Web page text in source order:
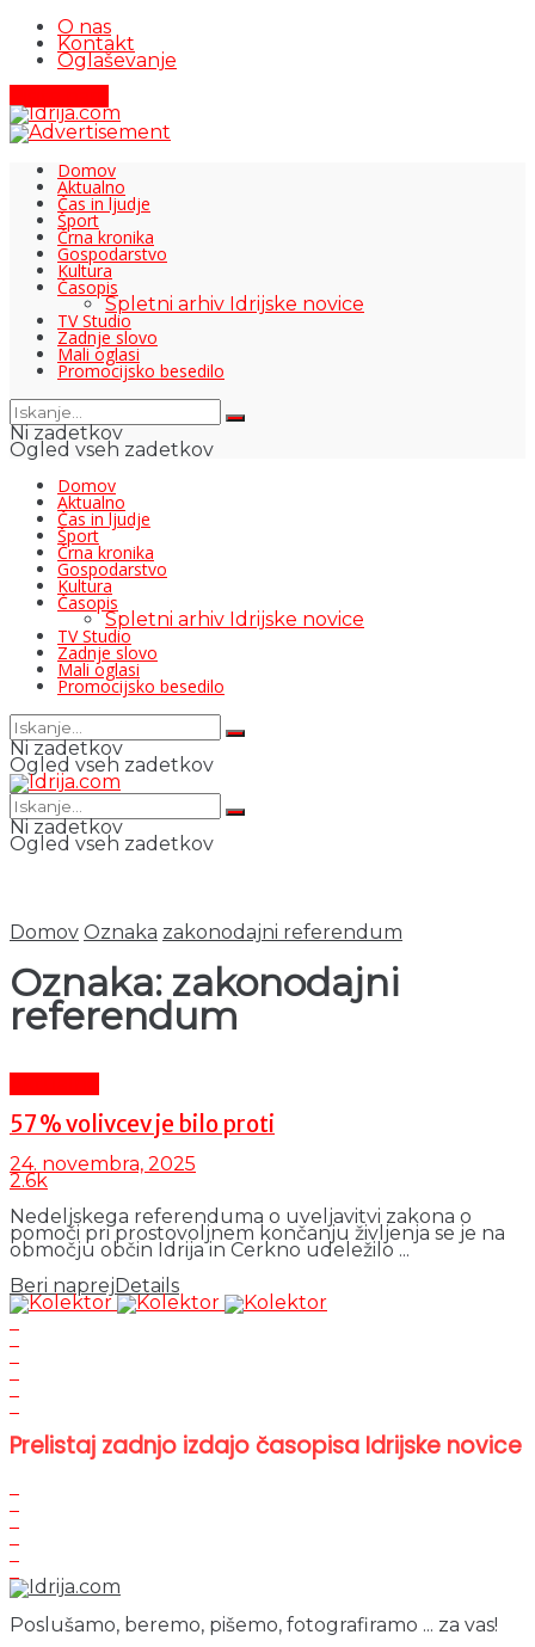
O nas
Kontakt
Oglaševanje
Domov
Aktualno
Čas in ljudje
Šport
Črna kronika
Gospodarstvo
Kultura
Časopis
Spletni arhiv Idrijske novice
TV Studio
Zadnje slovo
Mali oglasi
Promocijsko besedilo
Ni zadetkov
Ogled vseh zadetkov
Domov
Aktualno
Čas in ljudje
Šport
Črna kronika
Gospodarstvo
Kultura
Časopis
Spletni arhiv Idrijske novice
TV Studio
Zadnje slovo
Mali oglasi
Promocijsko besedilo
Ni zadetkov
Ogled vseh zadetkov
Ni zadetkov
Ogled vseh zadetkov
Domov Oznaka zakonodajni referendum
Oznaka: zakonodajni
referendum
57 % volivcev je bilo proti
24. novembra, 2025
2.6k
Nedeljskega referenduma o uveljavitvi zakona o
pomoči pri prostovoljnem končanju življenja se je na
območju občin Idrija in Cerkno udeležilo ...
Beri naprej Details
Prelistaj zadnjo izdajo časopisa Idrijske novice
Poslušamo, beremo, pišemo, fotografiramo ... za vas!